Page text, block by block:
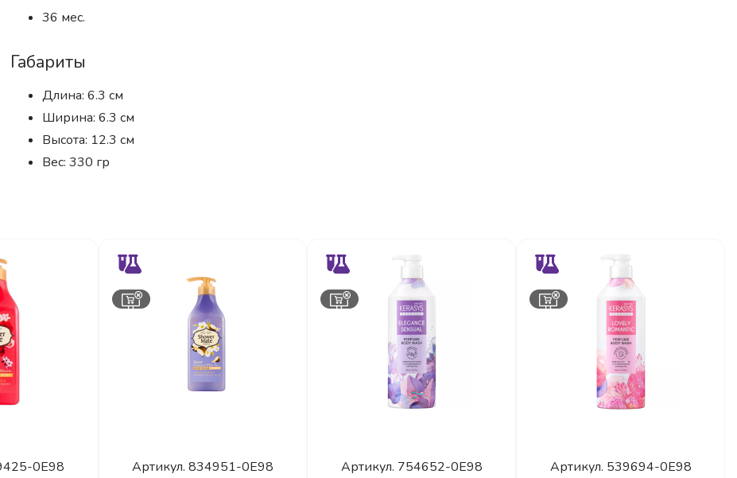
36 мес.
Габариты
Длина: 6.3 см
Ширина: 6.3 см
Высота: 12.3 см
Вес: 330 гр
0E98 Артикул. 834951-0E98 Артикул. 754652-0E98 Артикул. 539694-0E98